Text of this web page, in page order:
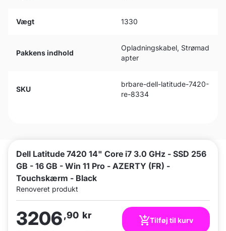
Dell Latitude 7420 14" Core i7 3.0 GHz - SSD 256
GB - 16 GB - Win 11 Pro - AZERTY (FR) -
Touchskærm - Black
Renoveret produkt
3206,90 kr Tilføj til kurv
Vægt 1330
Pakkens indhold
Opladningskabel, Strømad
apter
SKU
brbare-dell-latitude-7420-
re-8334